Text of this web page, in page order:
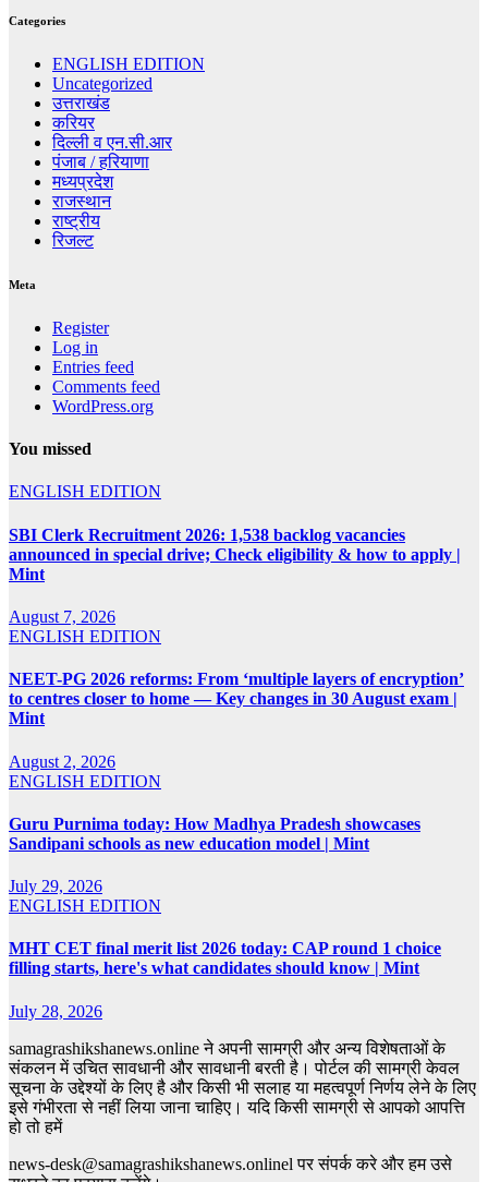
Categories
ENGLISH EDITION
Uncategorized
उत्तराखंड
करियर
दिल्ली व एन.सी.आर
पंजाब / हरियाणा
मध्यप्रदेश
राजस्थान
राष्ट्रीय
रिजल्ट
Meta
Register
Log in
Entries feed
Comments feed
WordPress.org
You missed
ENGLISH EDITION
SBI Clerk Recruitment 2026: 1,538 backlog vacancies
announced in special drive; Check eligibility & how to apply |
Mint
August 7, 2026
ENGLISH EDITION
NEET-PG 2026 reforms: From ‘multiple layers of encryption’
to centres closer to home — Key changes in 30 August exam |
Mint
August 2, 2026
ENGLISH EDITION
Guru Purnima today: How Madhya Pradesh showcases
Sandipani schools as new education model | Mint
July 29, 2026
ENGLISH EDITION
MHT CET final merit list 2026 today: CAP round 1 choice
filling starts, here's what candidates should know | Mint
July 28, 2026
samagrashikshanews.online ने अपनी सामग्री और अन्य विशेषताओं के
संकलन में उचित सावधानी और सावधानी बरती है। पोर्टल की सामग्री केवल
सूचना के उद्देश्यों के लिए है और किसी भी सलाह या महत्वपूर्ण निर्णय लेने के लिए
इसे गंभीरता से नहीं लिया जाना चाहिए। यदि किसी सामग्री से आपको आपत्ति
हो तो हमें
news-desk@samagrashikshanews.onlinel पर संपर्क करे और हम उसे